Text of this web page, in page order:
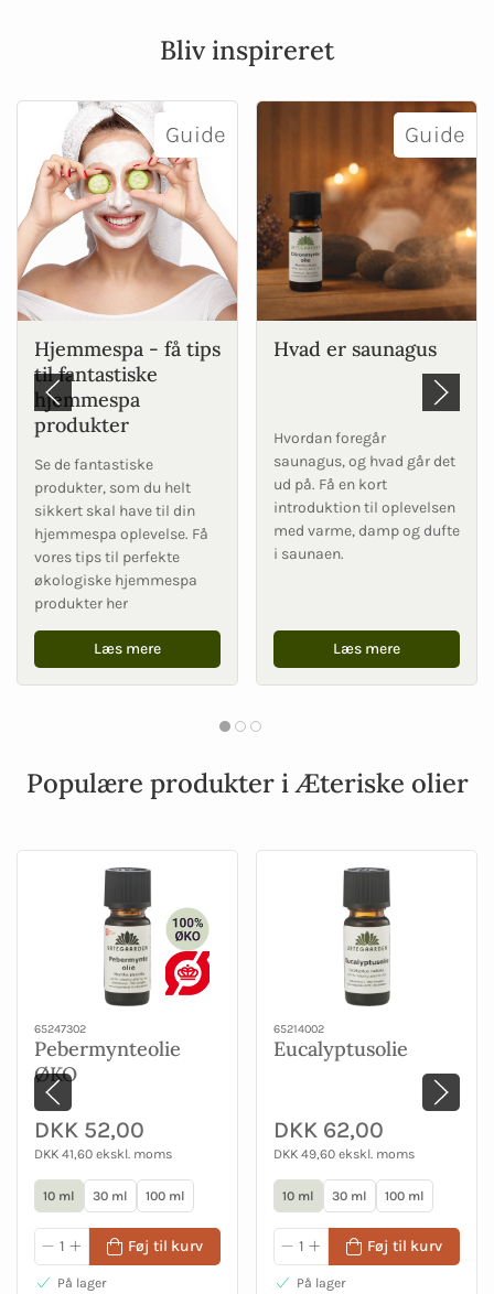
Bliv inspireret
Guide
Hjemmespa - få tips
til fantastiske
hjemmespa
produkter
Se de fantastiske
produkter, som du helt
sikkert skal have til din
hjemmespa oplevelse. Få
vores tips til perfekte
økologiske hjemmespa
produkter her
Læs mere
Guide
Hvad er saunagus
Hvordan foregår
saunagus, og hvad går det
ud på. Få en kort
introduktion til oplevelsen
med varme, damp og dufte
i saunaen.
Læs mere
Populære produkter i Æteriske olier
65247302
Pebermynteolie
ØKO
DKK 52,00
DKK 41,60 ekskl. moms
10 ml 30 ml 100 ml
Føj til kurv
På lager
65214002
Eucalyptusolie
DKK 62,00
DKK 49,60 ekskl. moms
10 ml 30 ml 100 ml
Føj til kurv
På lager